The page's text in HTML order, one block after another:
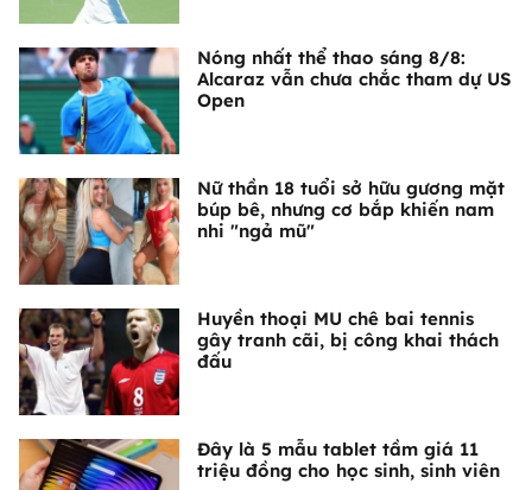
Nóng nhất thể thao sáng 8/8:
Alcaraz vẫn chưa chắc tham dự US
Open
Nữ thần 18 tuổi sở hữu gương mặt
búp bê, nhưng cơ bắp khiến nam
nhi "ngả mũ"
Huyền thoại MU chê bai tennis
gây tranh cãi, bị công khai thách
đấu
Đây là 5 mẫu tablet tầm giá 11
triệu đồng cho học sinh, sinh viên